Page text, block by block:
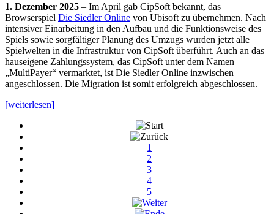
1. Dezember 2025 – Im April gab CipSoft bekannt, das
Browserspiel Die Siedler Online von Ubisoft zu übernehmen. Nach
intensiver Einarbeitung in den Aufbau und die Funktionsweise des
Spiels sowie sorgfältiger Planung des Umzugs wurden jetzt alle
Spielwelten in die Infrastruktur von CipSoft überführt. Auch an das
hauseigene Zahlungssystem, das CipSoft unter dem Namen
„MultiPayer“ vermarktet, ist Die Siedler Online inzwischen
angeschlossen. Die Migration ist somit erfolgreich abgeschlossen.
[weiterlesen]
1
2
3
4
5